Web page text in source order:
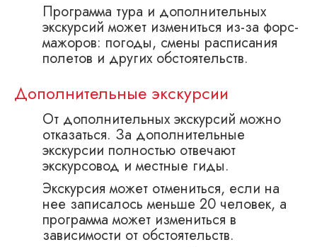
Программа тура и дополнительных
экскурсий может измениться из-за форс-
мажоров: погоды, смены расписания
полетов и других обстоятельств.
Дополнительные экскурсии
От дополнительных экскурсий можно
отказаться. За дополнительные
экскурсии полностью отвечают
экскурсовод и местные гиды.
Экскурсия может отмениться, если на
нее записалось меньше 20 человек, а
программа может измениться в
зависимости от обстоятельств.